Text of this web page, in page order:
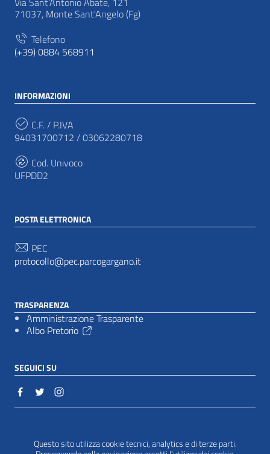
Questo sito utilizza cookie tecnici, analytics e di terze parti.
71037, Monte Sant'Angelo (Fg)
Telefono
(+39) 0884 568911
INFORMAZIONI
C.F. / P.IVA
94031700712 / 03062280718
Cod. Univoco
UFPDD2
POSTA ELETTRONICA
PEC
protocollo@pec.parcogargano.it
TRASPARENZA
Amministrazione Trasparente
Albo Pretorio
SEGUICI SU